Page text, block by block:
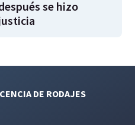
se hizo
DE RODAJES